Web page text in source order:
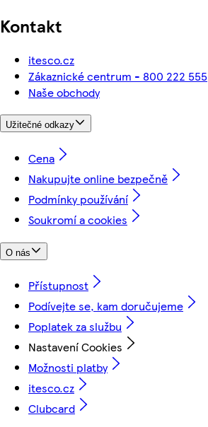
Kontakt
itesco.cz
Zákaznické centrum - 800 222 555
Naše obchody
Užitečné odkazy
Cena
Nakupujte online bezpečně
Podmínky používání
Soukromí a cookies
O nás
Přístupnost
Podívejte se, kam doručujeme
Poplatek za službu
Nastavení Cookies
Možnosti platby
itesco.cz
Clubcard